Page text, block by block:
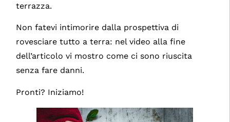
terrazza.
Non fatevi intimorire dalla prospettiva di
rovesciare tutto a terra: nel video alla fine
dell’articolo vi mostro come ci sono riuscita
senza fare danni.
Pronti? Iniziamo!